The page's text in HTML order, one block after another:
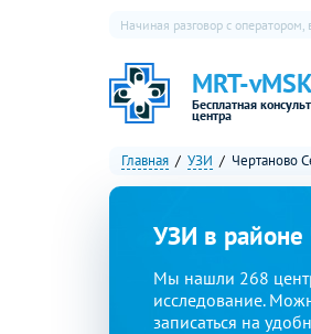
MRT-
Бесплатная
центра
Начиная разговор с
Главная УЗИ Чертаново
УЗИ в районе
Мы нашли 268
исследование.
записаться на